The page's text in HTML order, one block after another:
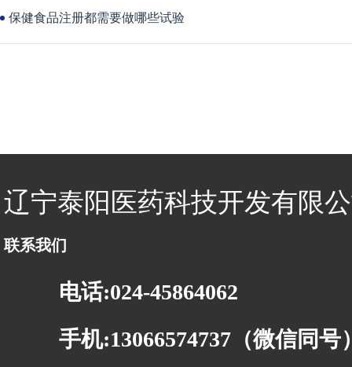
保健食品注册都需要做哪些试验
辽宁泰阳医药科技开发有限
联系我们
电话:024-45864062
手机:13066574737（微信同号